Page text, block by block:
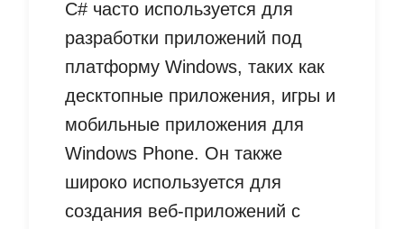
C# часто используется для
разработки приложений под
платформу Windows, таких как
десктопные приложения, игры и
мобильные приложения для
Windows Phone. Он также
широко используется для
создания веб-приложений с